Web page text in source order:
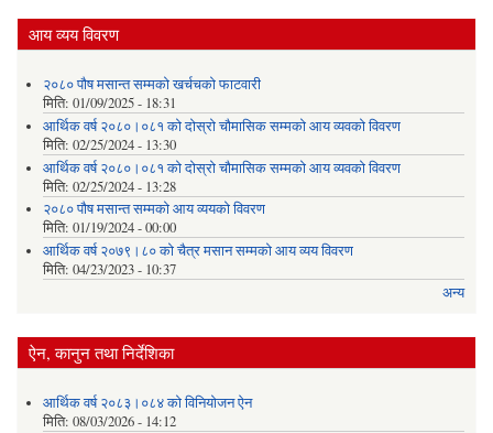
आय व्यय विवरण
२०८० पौष मसान्त सम्मको खर्चचको फाटवारी
मिति: 01/09/2025 - 18:31
आर्थिक वर्ष २०८०।०८१ को दोस्रो चौमासिक सम्मको आय व्यवको विवरण
मिति: 02/25/2024 - 13:30
आर्थिक वर्ष २०८०।०८१ को दोस्रो चौमासिक सम्मको आय व्यवको विवरण
मिति: 02/25/2024 - 13:28
२०८० पौष मसान्त सम्मको आय व्ययको विवरण
मिति: 01/19/2024 - 00:00
आर्थिक वर्ष २०७९।८० को चैत्र मसान सम्मको आय व्यय विवरण
मिति: 04/23/2023 - 10:37
अन्य
ऐन, कानुन तथा निर्देशिका
आर्थिक वर्ष २०८३।०८४ को विनियोजन ऐन
मिति: 08/03/2026 - 14:12